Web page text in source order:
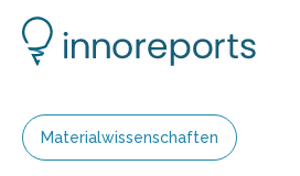
Materialwissenschaften